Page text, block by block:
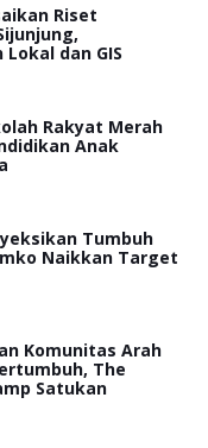
Riset
dan GIS
Rakyat Merah
Anak
Tumbuh
Naikkan Target
Komunitas Arah
The
Satukan